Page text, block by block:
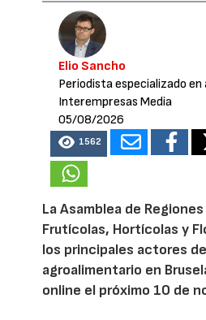
Elio Sancho
Periodista especializado
Interempresas Media
05/08/2026
1562
La Asamblea de
Frutícolas, Hortícolas y
los principales actores
agroalimentario en
online el próximo 10 de